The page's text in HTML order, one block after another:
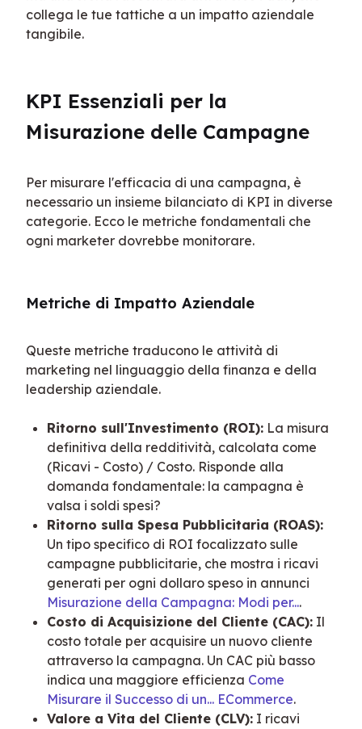
collega le tue tattiche a un impatto aziendale
tangibile.
KPI Essenziali per la
Misurazione delle Campagne
Per misurare l'efficacia di una campagna, è
necessario un insieme bilanciato di KPI in diverse
categorie. Ecco le metriche fondamentali che
ogni marketer dovrebbe monitorare.
Metriche di Impatto Aziendale
Queste metriche traducono le attività di
marketing nel linguaggio della finanza e della
leadership aziendale.
Ritorno sull'Investimento (ROI): La misura
definitiva della redditività, calcolata come
(Ricavi - Costo) / Costo. Risponde alla
domanda fondamentale: la campagna è
valsa i soldi spesi?
Ritorno sulla Spesa Pubblicitaria (ROAS):
Un tipo specifico di ROI focalizzato sulle
campagne pubblicitarie, che mostra i ricavi
generati per ogni dollaro speso in annunci
Misurazione della Campagna: Modi per....
Costo di Acquisizione del Cliente (CAC): Il
costo totale per acquisire un nuovo cliente
attraverso la campagna. Un CAC più basso
indica una maggiore efficienza Come
Misurare il Successo di un... ECommerce.
Valore a Vita del Cliente (CLV): I ricavi